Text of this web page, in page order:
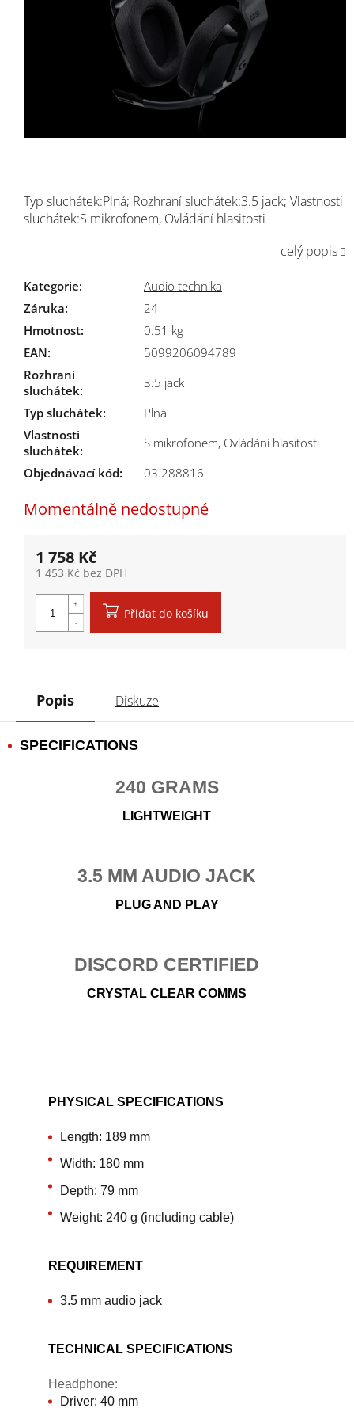
Momentálně nedostupné
Typ sluchátek:Plná; Rozhraní sluchátek:3.5 jack; Vlastnosti
sluchátek:S mikrofonem, Ovládání hlasitosti
celý popis
Kategorie:
Audio technika
Záruka:
24
Hmotnost:
0.51 kg
EAN:
5099206094789
Rozhraní
sluchátek:
3.5 jack
Typ sluchátek:
Plná
Vlastnosti
sluchátek:
S mikrofonem, Ovládání hlasitosti
Objednávací kód:
03.288816
1 758 Kč
1 453 Kč bez DPH
Přidat do košíku
Popis Diskuze
SPECIFICATIONS
240 GRAMS
LIGHTWEIGHT
3.5 MM AUDIO JACK
PLUG AND PLAY
DISCORD CERTIFIED
CRYSTAL CLEAR COMMS
PHYSICAL SPECIFICATIONS
Length: 189 mm
Width: 180 mm
Depth: 79 mm
Weight: 240 g (including cable)
REQUIREMENT
3.5 mm audio jack
TECHNICAL SPECIFICATIONS
Headphone:
Driver: 40 mm